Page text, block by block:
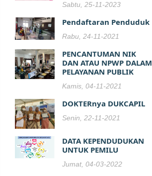
Sabtu, 25-11-2023
Pendaftaran Penduduk
Rabu, 24-11-2021
PENCANTUMAN NIK
DAN ATAU NPWP DALAM
PELAYANAN PUBLIK
Kamis, 04-11-2021
DOKTERnya DUKCAPIL
Senin, 22-11-2021
DATA KEPENDUDUKAN
UNTUK PEMILU
Jumat, 04-03-2022